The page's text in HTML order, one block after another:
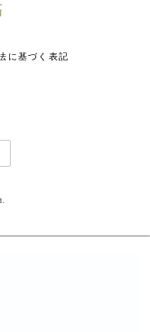
に基づく表記